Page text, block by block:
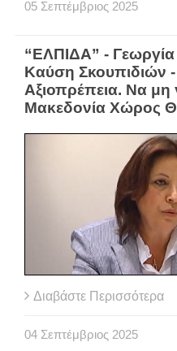
05 Σεπτέμβριος 2025
“ΕΛΠΙΔΑ” -
Καύση Σκουπιδιών
Αξιοπρέπεια. Να μη
Μακεδονία Χώρος
Διαβάστε Περισσότερα
04 Σεπτέμβριος 2025